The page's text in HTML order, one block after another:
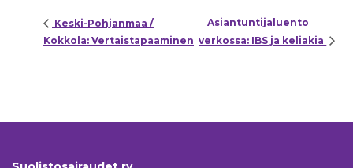
Keski-Pohjanmaa /
Kokkola: Vertaistapaaminen
Asiantuntijaluento
verkossa: IBS ja keliakia